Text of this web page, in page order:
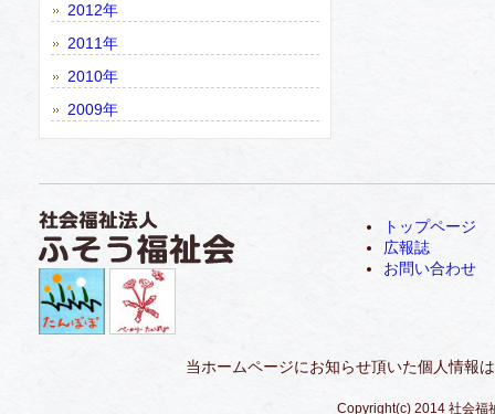
2012年
2011年
2010年
2009年
トップページ
広報誌
お問い合わせ
当ホームページにお知らせ頂いた個人情報
Copyright(c) 2014 社会